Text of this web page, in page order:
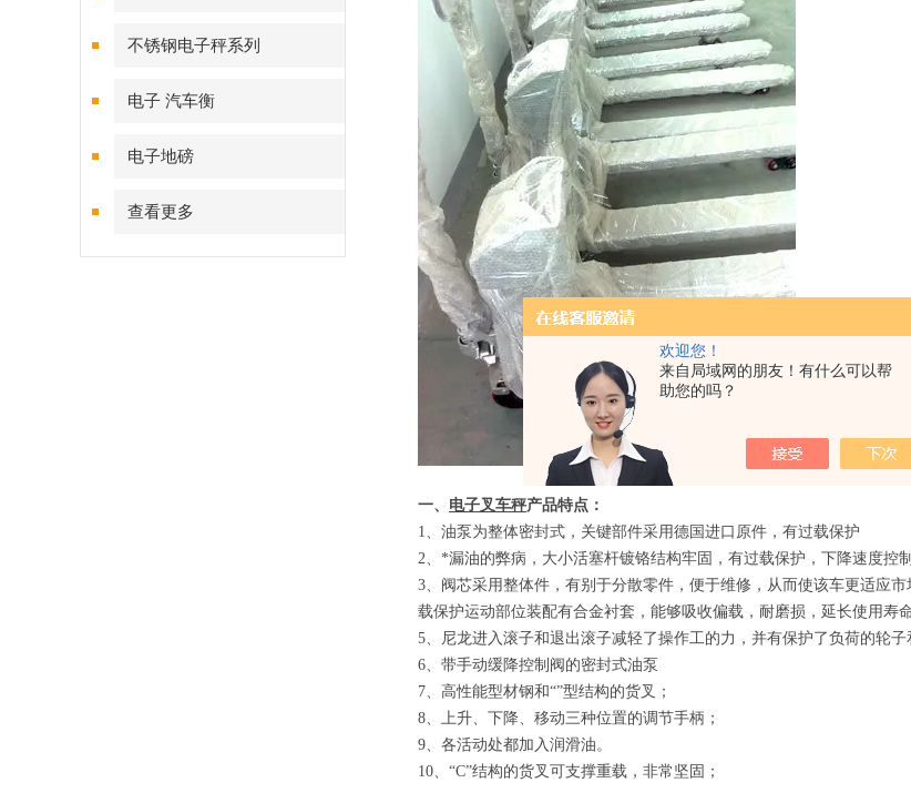
欢迎您！
来自局域网的朋友！有什么可以帮
助您的吗？
不锈钢电子秤系列
电子 汽车衡
电子地磅
查看更多
一、 电子叉车秤产品特点 ：
1、 油泵为整体密封式，关键部件采用德国进口原件，有过载保护
2、 *漏油的弊病，大小活塞杆镀铬结构牢固，有过载保护，下降速度控制
3、 阀芯采用整体件，有别于分散零件，便于维修，从而使该车更适应
载保护运动部位装配有合金衬套，能够吸收偏载，耐磨损，延长使用寿
5、 尼龙进入滚子和退出滚子减轻了操作工的力，并有保护了负荷的轮子
6、 带手动缓降控制阀的密封式油泵
7、 高性能型材钢和“”型结构的货叉；
8、 上升、下降、移动三种位置的调节手柄；
9、 各活动处都加入润滑油。
10、 “C”结构的货叉可支撑重载，非常坚固；